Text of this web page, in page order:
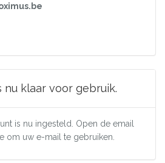
nu klaar voor gebruik.
is nu ingesteld. Open de email
om uw e-mail te gebruiken.